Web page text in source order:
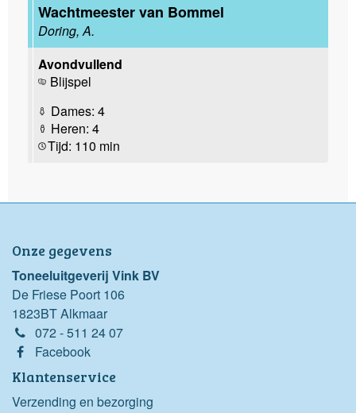
Wachtmeester van Bommel
Doring, A.
Avondvullend
Blijspel
Dames: 4
Heren: 4
Tijd: 110 min
Onze gegevens
Toneeluitgeverij Vink BV
De Friese Poort 106
1823BT Alkmaar
072 - 511 24 07
Facebook
Klantenservice
Verzending en bezorging